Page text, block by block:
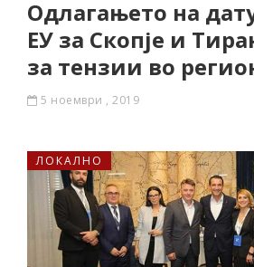
Одлагањето на
ЕУ за Скопје и
за тензии во
5 ноември , 2019
ЛОКАЛНО